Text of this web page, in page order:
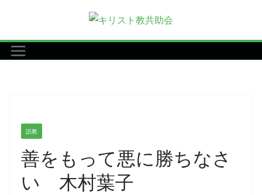
テ
ン
説教
善をもって悪に勝ちなさ
い 木村葉子